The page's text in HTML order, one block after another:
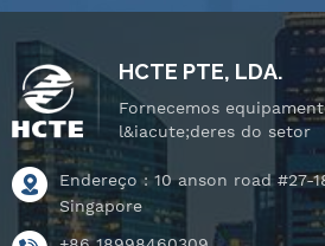
HCTE PTE, LDA.
Fornecemos
l&iacute;deres do setor
Endereço : 10 anson road #27-
Singapore